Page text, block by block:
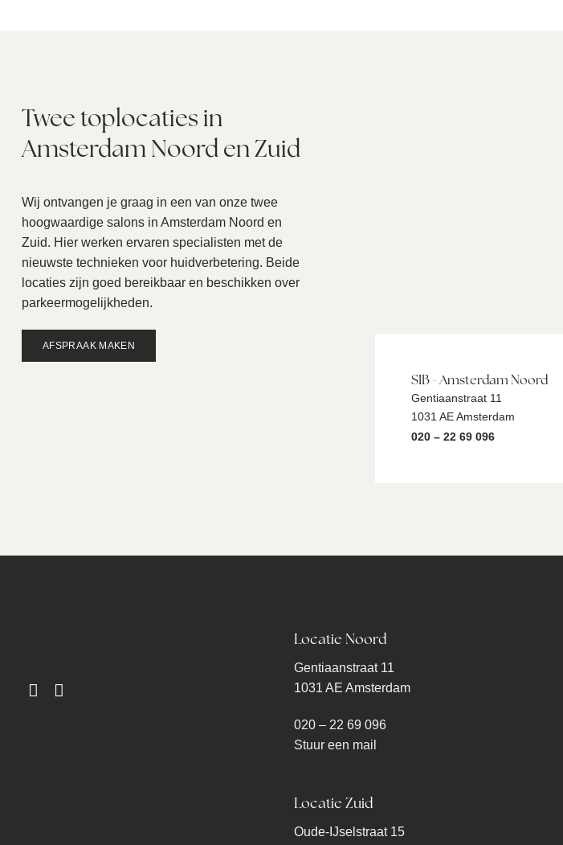
Twee toplocaties in
Amsterdam Noord en Zuid
Wij ontvangen je graag in een van onze twee
hoogwaardige salons in Amsterdam Noord en
Zuid. Hier werken ervaren specialisten met de
nieuwste technieken voor huidverbetering. Beide
locaties zijn goed bereikbaar en beschikken over
parkeermogelijkheden.
AFSPRAAK MAKEN
SIB - Amsterdam Noord
Gentiaanstraat 11
1031 AE Amsterdam
020 – 22 69 096
Locatie Noord
Gentiaanstraat 11
1031 AE Amsterdam
020 – 22 69 096
Stuur een mail
Locatie Zuid
Oude-IJselstraat 15